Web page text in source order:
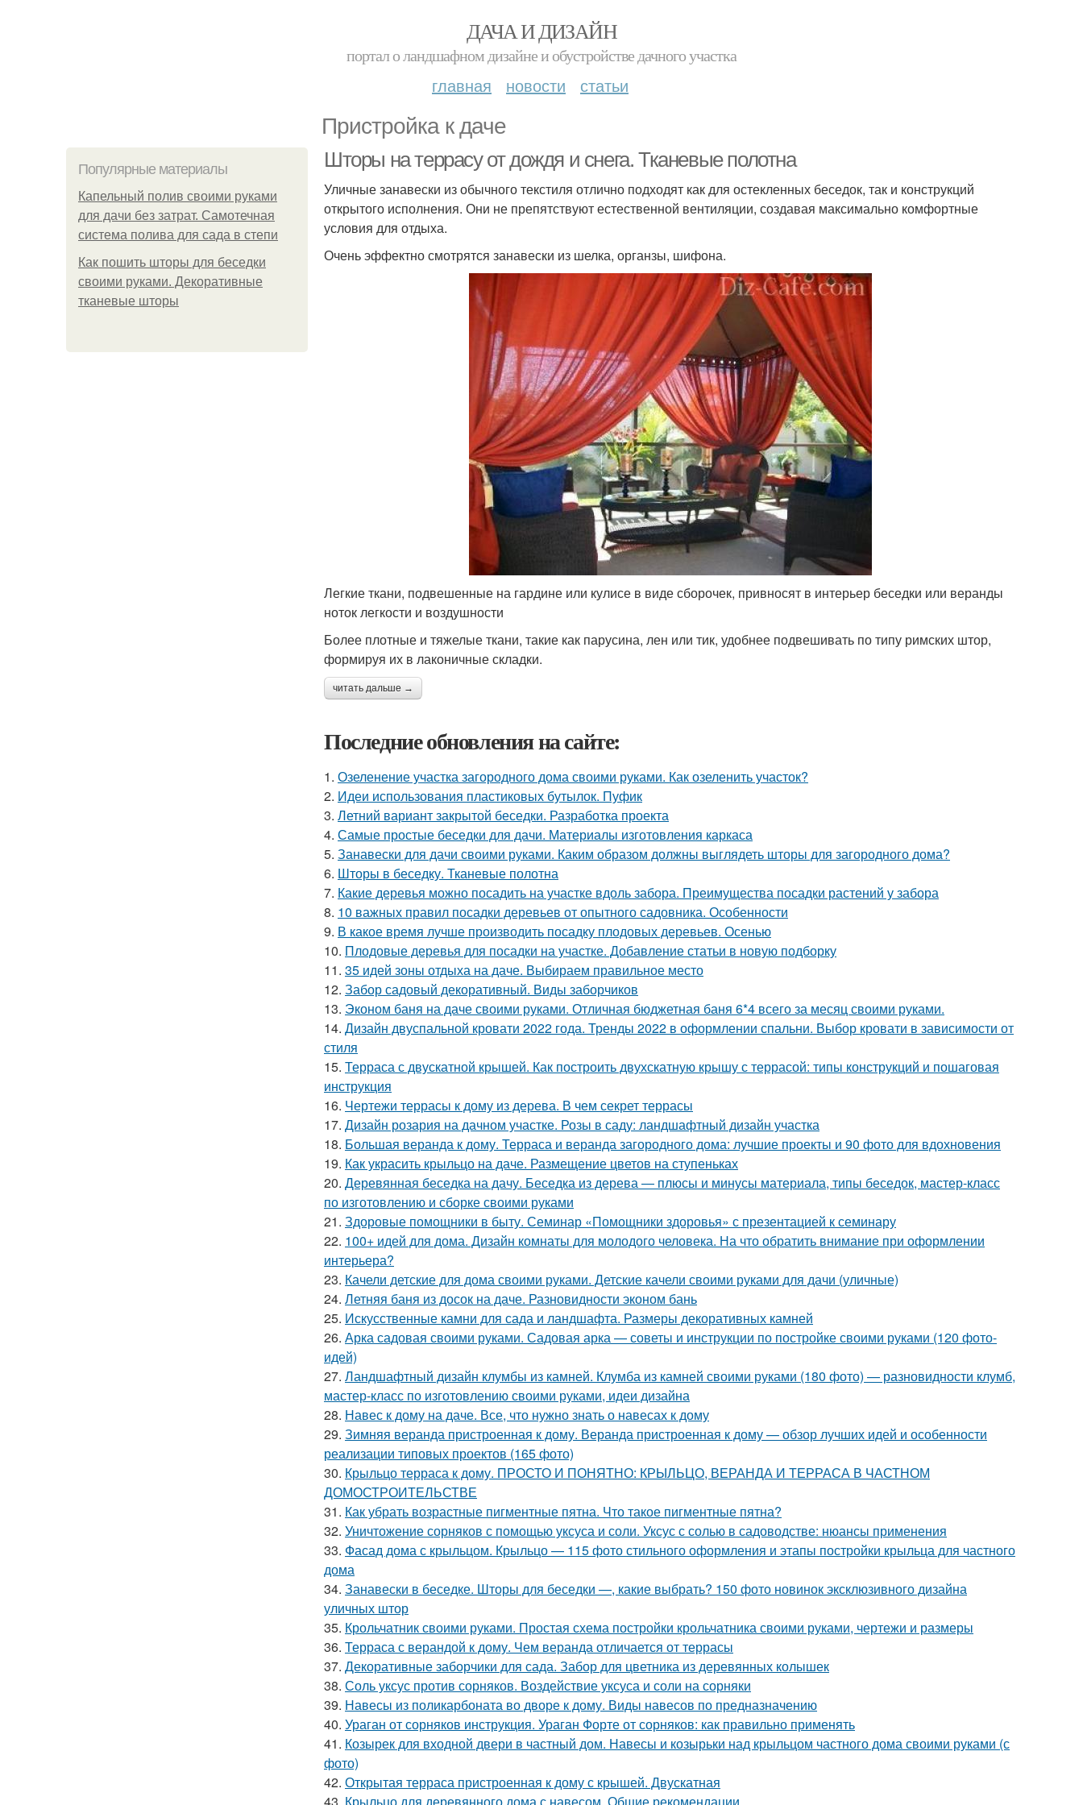
ДАЧА И ДИЗАЙН
портал о ландшафном дизайне и обустройстве дачного участка
главная новости статьи
Пристройка к даче
Популярные материалы
Капельный полив своими руками
для дачи без затрат. Самотечная
система полива для сада в степи
Как пошить шторы для беседки
своими руками. Декоративные
тканевые шторы
Шторы на террасу от дождя и снега. Тканевые полотна
Уличные занавески из обычного текстиля отлично подходят как для остекленных беседок, так и конструкций
открытого исполнения. Они не препятствуют естественной вентиляции, создавая максимально комфортные
условия для отдыха.
Очень эффектно смотрятся занавески из шелка, органзы, шифона.
Легкие ткани, подвешенные на гардине или кулисе в виде сборочек, привносят в интерьер беседки или веранды
ноток легкости и воздушности
Более плотные и тяжелые ткани, такие как парусина, лен или тик, удобнее подвешивать по типу римских штор,
формируя их в лаконичные складки.
читать дальше →
Последние обновления на сайте:
1. Озеленение участка загородного дома своими руками. Как озеленить участок?
2. Идеи использования пластиковых бутылок. Пуфик
3. Летний вариант закрытой беседки. Разработка проекта
4. Самые простые беседки для дачи. Материалы изготовления каркаса
5. Занавески для дачи своими руками. Каким образом должны выглядеть шторы для загородного дома?
6. Шторы в беседку. Тканевые полотна
7. Какие деревья можно посадить на участке вдоль забора. Преимущества посадки растений у забора
8. 10 важных правил посадки деревьев от опытного садовника. Особенности
9. В какое время лучше производить посадку плодовых деревьев. Осенью
10. Плодовые деревья для посадки на участке. Добавление статьи в новую подборку
11. 35 идей зоны отдыха на даче. Выбираем правильное место
12. Забор садовый декоративный. Виды заборчиков
13. Эконом баня на даче своими руками. Отличная бюджетная баня 6*4 всего за месяц своими руками.
14. Дизайн двуспальной кровати 2022 года. Тренды 2022 в оформлении спальни. Выбор кровати в зависимости от
стиля
15. Терраса с двускатной крышей. Как построить двухскатную крышу с террасой: типы конструкций и пошаговая
инструкция
16. Чертежи террасы к дому из дерева. В чем секрет террасы
17. Дизайн розария на дачном участке. Розы в саду: ландшафтный дизайн участка
18. Большая веранда к дому. Терраса и веранда загородного дома: лучшие проекты и 90 фото для вдохновения
19. Как украсить крыльцо на даче. Размещение цветов на ступеньках
20. Деревянная беседка на дачу. Беседка из дерева — плюсы и минусы материала, типы беседок, мастер-класс
по изготовлению и сборке своими руками
21. Здоровые помощники в быту. Семинар «Помощники здоровья» с презентацией к семинару
22. 100+ идей для дома. Дизайн комнаты для молодого человека. На что обратить внимание при оформлении
интерьера?
23. Качели детские для дома своими руками. Детские качели своими руками для дачи (уличные)
24. Летняя баня из досок на даче. Разновидности эконом бань
25. Искусственные камни для сада и ландшафта. Размеры декоративных камней
26. Арка садовая своими руками. Садовая арка — советы и инструкции по постройке своими руками (120 фото-
идей)
27. Ландшафтный дизайн клумбы из камней. Клумба из камней своими руками (180 фото) — разновидности клумб,
мастер-класс по изготовлению своими руками, идеи дизайна
28. Навес к дому на даче. Все, что нужно знать о навесах к дому
29. Зимняя веранда пристроенная к дому. Веранда пристроенная к дому — обзор лучших идей и особенности
реализации типовых проектов (165 фото)
30. Крыльцо терраса к дому. ПРОСТО И ПОНЯТНО: КРЫЛЬЦО, ВЕРАНДА И ТЕРРАСА В ЧАСТНОМ
ДОМОСТРОИТЕЛЬСТВЕ
31. Как убрать возрастные пигментные пятна. Что такое пигментные пятна?
32. Уничтожение сорняков с помощью уксуса и соли. Уксус с солью в садоводстве: нюансы применения
33. Фасад дома с крыльцом. Крыльцо — 115 фото стильного оформления и этапы постройки крыльца для частного
дома
34. Занавески в беседке. Шторы для беседки —, какие выбрать? 150 фото новинок эксклюзивного дизайна
уличных штор
35. Крольчатник своими руками. Простая схема постройки крольчатника своими руками, чертежи и размеры
36. Терраса с верандой к дому. Чем веранда отличается от террасы
37. Декоративные заборчики для сада. Забор для цветника из деревянных колышек
38. Соль уксус против сорняков. Воздействие уксуса и соли на сорняки
39. Навесы из поликарбоната во дворе к дому. Виды навесов по предназначению
40. Ураган от сорняков инструкция. Ураган Форте от сорняков: как правильно применять
41. Козырек для входной двери в частный дом. Навесы и козырьки над крыльцом частного дома своими руками (с
фото)
42. Открытая терраса пристроенная к дому с крышей. Двускатная